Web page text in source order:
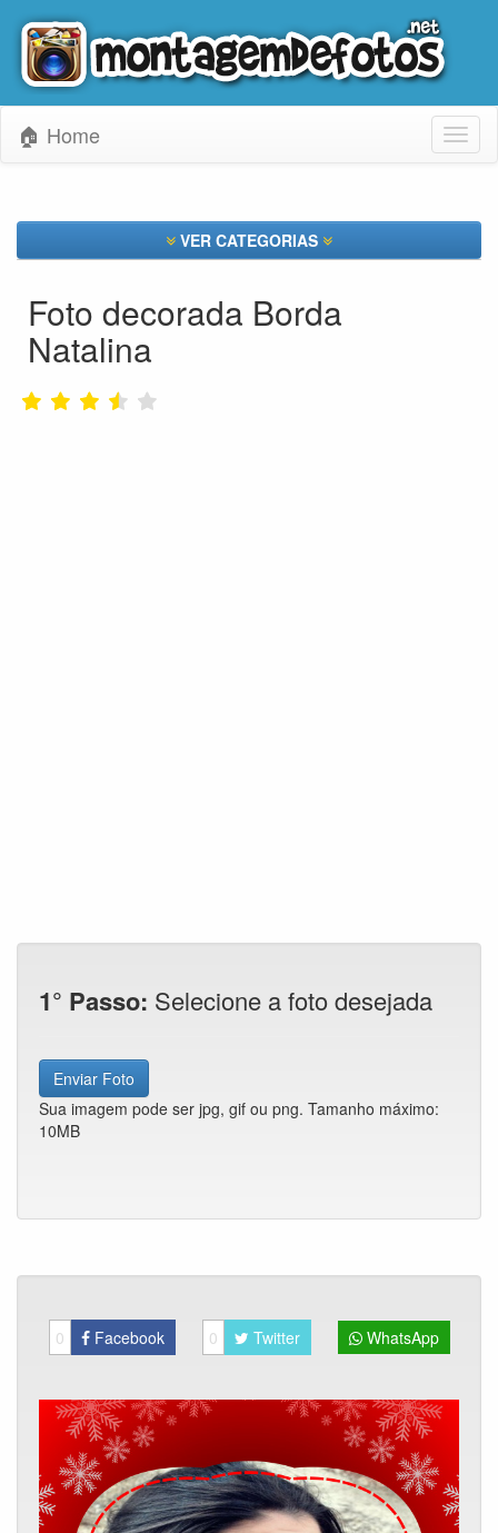
🏠 Home
VER CATEGORIAS
Foto decorada Borda
Natalina
1° Passo: Selecione a foto desejada
Enviar Foto
Sua imagem pode ser jpg, gif ou png. Tamanho máximo:
10MB
0 Facebook 0 Twitter WhatsApp